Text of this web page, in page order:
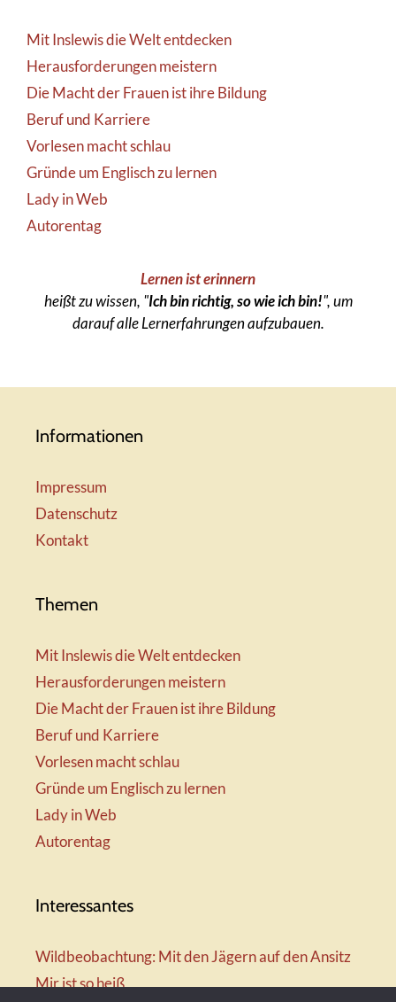
Mit Inslewis die Welt entdecken
Herausforderungen meistern
Die Macht der Frauen ist ihre Bildung
Beruf und Karriere
Vorlesen macht schlau
Gründe um Englisch zu lernen
Lady in Web
Autorentag
Lernen ist erinnern
heißt zu wissen, "Ich bin richtig, so wie ich bin!", um
darauf alle Lernerfahrungen aufzubauen.
Informationen
Impressum
Datenschutz
Kontakt
Themen
Mit Inslewis die Welt entdecken
Herausforderungen meistern
Die Macht der Frauen ist ihre Bildung
Beruf und Karriere
Vorlesen macht schlau
Gründe um Englisch zu lernen
Lady in Web
Autorentag
Interessantes
Wildbeobachtung: Mit den Jägern auf den Ansitz
Mir ist so heiß